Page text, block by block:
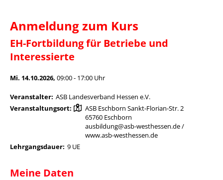
Anmeldung zum Kurs
EH-Fortbildung für Betriebe und
Interessierte
Mi. 14.10.2026, 09:00 - 17:00 Uhr
Veranstalter: ASB Landesverband Hessen e.V.
Veranstaltungsort:
ASB Eschborn Sankt-Florian-Str. 2
65760 Eschborn
ausbildung@asb-westhessen.de /
www.asb-westhessen.de
Lehrgangsdauer: 9 UE
Meine Daten